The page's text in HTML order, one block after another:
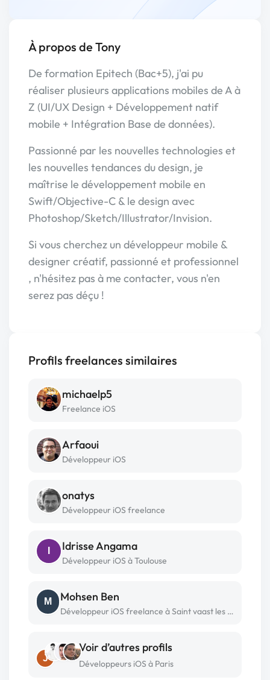
À propos de Tony
De formation Epitech (Bac+5), j'ai pu
réaliser plusieurs applications mobiles de A à
Z (UI/UX Design + Développement natif
mobile + Intégration Base de données).
Passionné par les nouvelles technologies et
les nouvelles tendances du design, je
maîtrise le développement mobile en
Swift/Objective-C & le design avec
Photoshop/Sketch/Illustrator/Invision.
Si vous cherchez un développeur mobile &
designer créatif, passionné et professionnel
, n'hésitez pas à me contacter, vous n'en
serez pas déçu !
Profils freelances similaires
michaelp5
Freelance iOS
Arfaoui
Développeur iOS
onatys
Développeur iOS freelance
Idrisse Angama
Développeur iOS à Toulouse
M Mohsen Ben
Développeur iOS freelance à Saint vaast les mello
J
Voir d’autres profils
Développeurs iOS à Paris